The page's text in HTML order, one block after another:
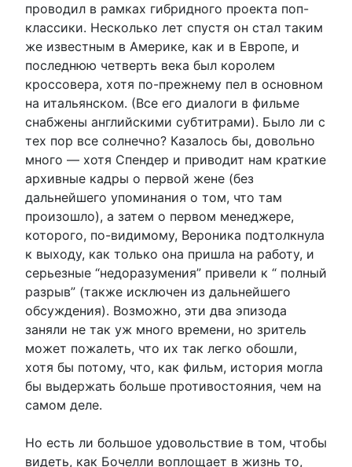
проводил в рамках гибридного проекта поп-
классики. Несколько лет спустя он стал таким
же известным в Америке, как и в Европе, и
последнюю четверть века был королем
кроссовера, хотя по-прежнему пел в основном
на итальянском. (Все его диалоги в фильме
снабжены английскими субтитрами). Было ли с
тех пор все солнечно? Казалось бы, довольно
много — хотя Спендер и приводит нам краткие
архивные кадры о первой жене (без
дальнейшего упоминания о том, что там
произошло), а затем о первом менеджере,
которого, по-видимому, Вероника подтолкнула
к выходу, как только она пришла на работу, и
серьезные “недоразумения” привели к “ полный
разрыв” (также исключен из дальнейшего
обсуждения). Возможно, эти два эпизода
заняли не так уж много времени, но зритель
может пожалеть, что их так легко обошли,
хотя бы потому, что, как фильм, история могла
бы выдержать больше противостояния, чем на
самом деле.
Но есть ли большое удовольствие в том, чтобы
видеть, как Бочелли воплощает в жизнь то,